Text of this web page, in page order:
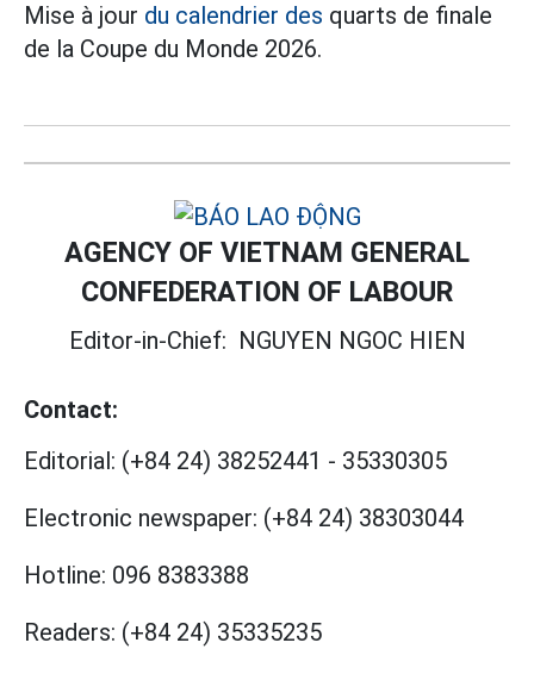
Mise à jour du calendrier des quarts de finale
de la Coupe du Monde 2026.
AGENCY OF VIETNAM GENERAL
CONFEDERATION OF LABOUR
Editor-in-Chief: NGUYEN NGOC HIEN
Contact:
Editorial: (+84 24) 38252441 - 35330305
Electronic newspaper: (+84 24) 38303044
Hotline: 096 8383388
Readers: (+84 24) 35335235